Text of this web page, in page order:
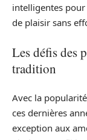
intelligentes
de plaisir sans
Les défis des
tradition
Avec la
ces dernières
exception aux